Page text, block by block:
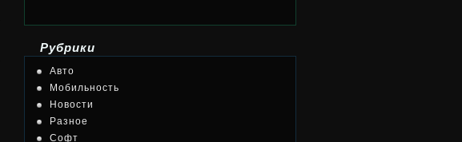
Рубрики
Авто
Мобильность
Новости
Разное
Софт